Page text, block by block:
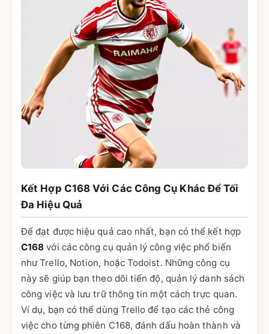
Kết Hợp C168 Với Các Công Cụ Khác Để Tối
Đa Hiệu Quả
Để đạt được hiệu quả cao nhất, bạn có thể kết hợp
C168 với các công cụ quản lý công việc phổ biến
như Trello, Notion, hoặc Todoist. Những công cụ
này sẽ giúp bạn theo dõi tiến độ, quản lý danh sách
công việc và lưu trữ thông tin một cách trực quan.
Ví dụ, bạn có thể dùng Trello để tạo các thẻ công
việc cho từng phiên C168, đánh dấu hoàn thành và